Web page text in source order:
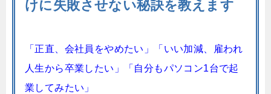
けに失敗させない秘訣を教えます
「正直、会社員をやめたい」「いい加減、雇われ
人生から卒業したい」「自分もパソコン1台で起
業してみたい」